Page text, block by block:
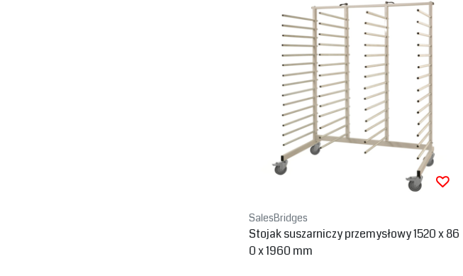
SalesBridges
Stojak suszarniczy przemysłowy 1520 x 86
0 x 1960 mm